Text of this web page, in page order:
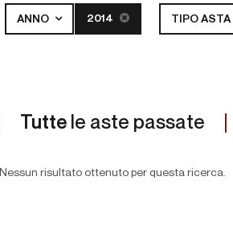
ANNO 2014 TIPO ASTA
Tutte le aste passate
Nessun risultato ottenuto per questa ricerca.